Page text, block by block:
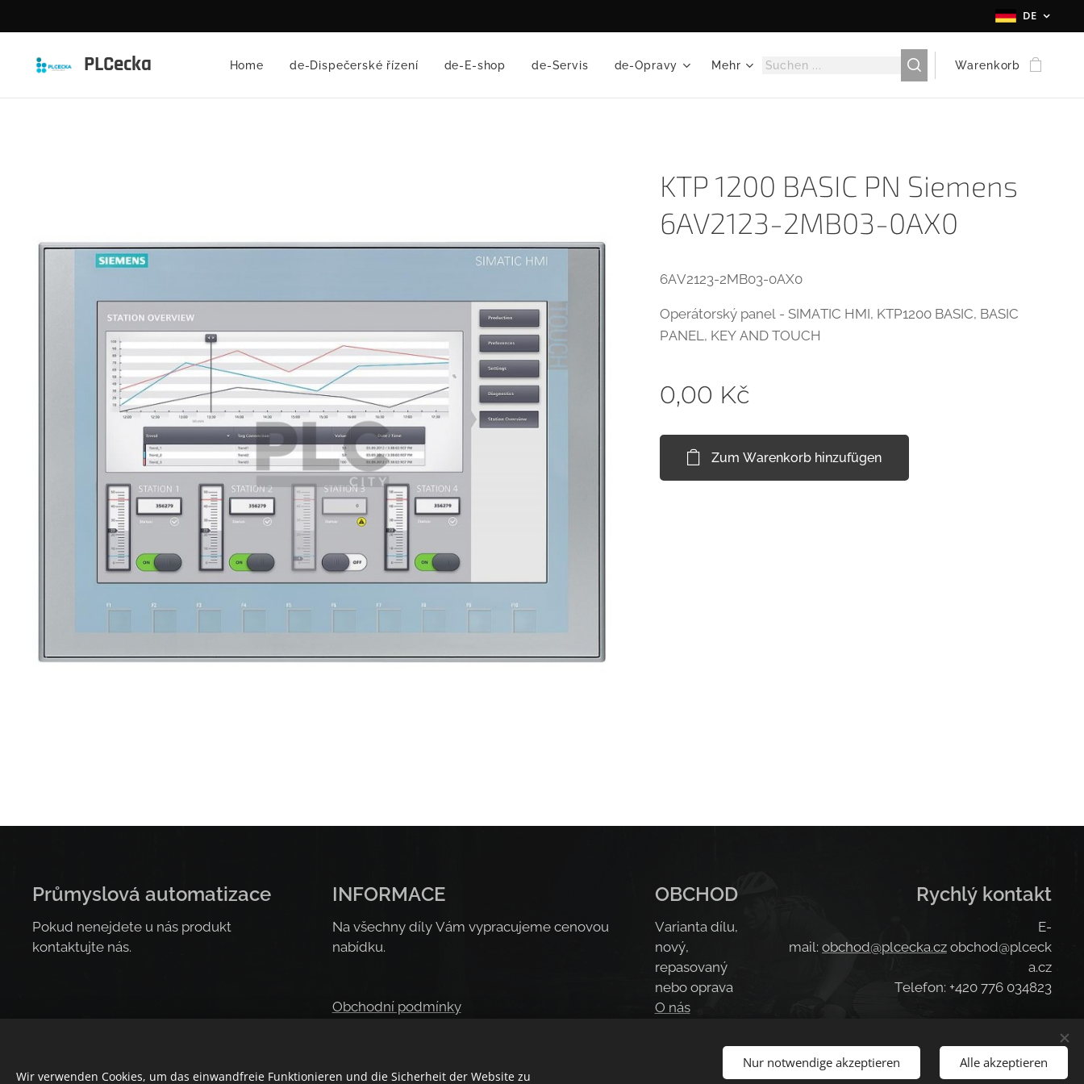
DE
PLCecka Home de-Dispečerské řízení de-E-shop de-Servis de-Opravy Mehr Warenkorb
KTP 1200 BASIC PN Siemens
6AV2123-2MB03-0AX0
6AV2123-2MB03-0AX0
Operátorský panel - SIMATIC HMI, KTP1200 BASIC, BASIC
PANEL, KEY AND TOUCH
0,00 Kč
Zum Warenkorb hinzufügen
Průmyslová automatizace
Pokud nenejdete u nás produkt
kontaktujte nás.
INFORMACE
Na všechny díly Vám vypracujeme cenovou
nabídku.
Obchodní podmínky
OBCHOD
Varianta dílu,
nový,
repasovaný
nebo oprava
O nás
Rychlý kontakt
E-
mail: obchod@plcecka.czobchod@plceck
a.cz
Telefon: +420 776 034823
Wir verwenden Cookies, um das einwandfreie Funktionieren und die Sicherheit der Website zu
Nur notwendige akzeptieren Alle akzeptieren